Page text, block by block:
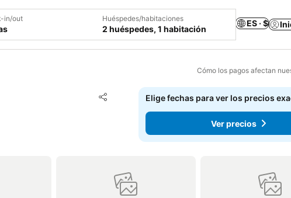
in/out Huéspedes/habitaciones
2 huéspedes, 1 habitación
ES · $
Cómo los pagos afectan
Compartir
Agregar a favoritos
Elige fechas para ver los precios
Ver precios